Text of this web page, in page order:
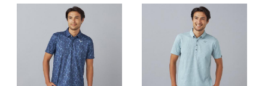
その他
サポート